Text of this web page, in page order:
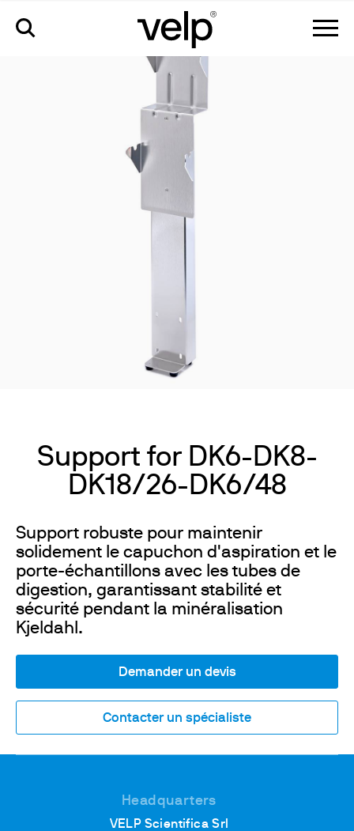
Support for DK6-DK8-
DK18/26-DK6/48
Support robuste pour maintenir
solidement le capuchon d'aspiration et le
porte-échantillons avec les tubes de
digestion, garantissant stabilité et
sécurité pendant la minéralisation
Kjeldahl.
Demander un devis
Contacter un spécialiste
Headquarters
VELP Scientifica Srl